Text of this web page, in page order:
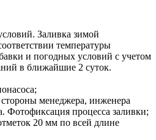
Заливка зимой
температуры
и погодных условий с учетом
в ближайшие 2 суток.
менеджера, инженера
Фотофиксация процесса заливки;
20 мм по всей длине